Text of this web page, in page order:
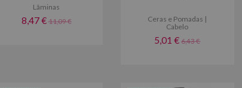
Lâminas
8,47 €11,09 €
Ceras e Pomadas |
Cabelo
5,01 €6,43 €